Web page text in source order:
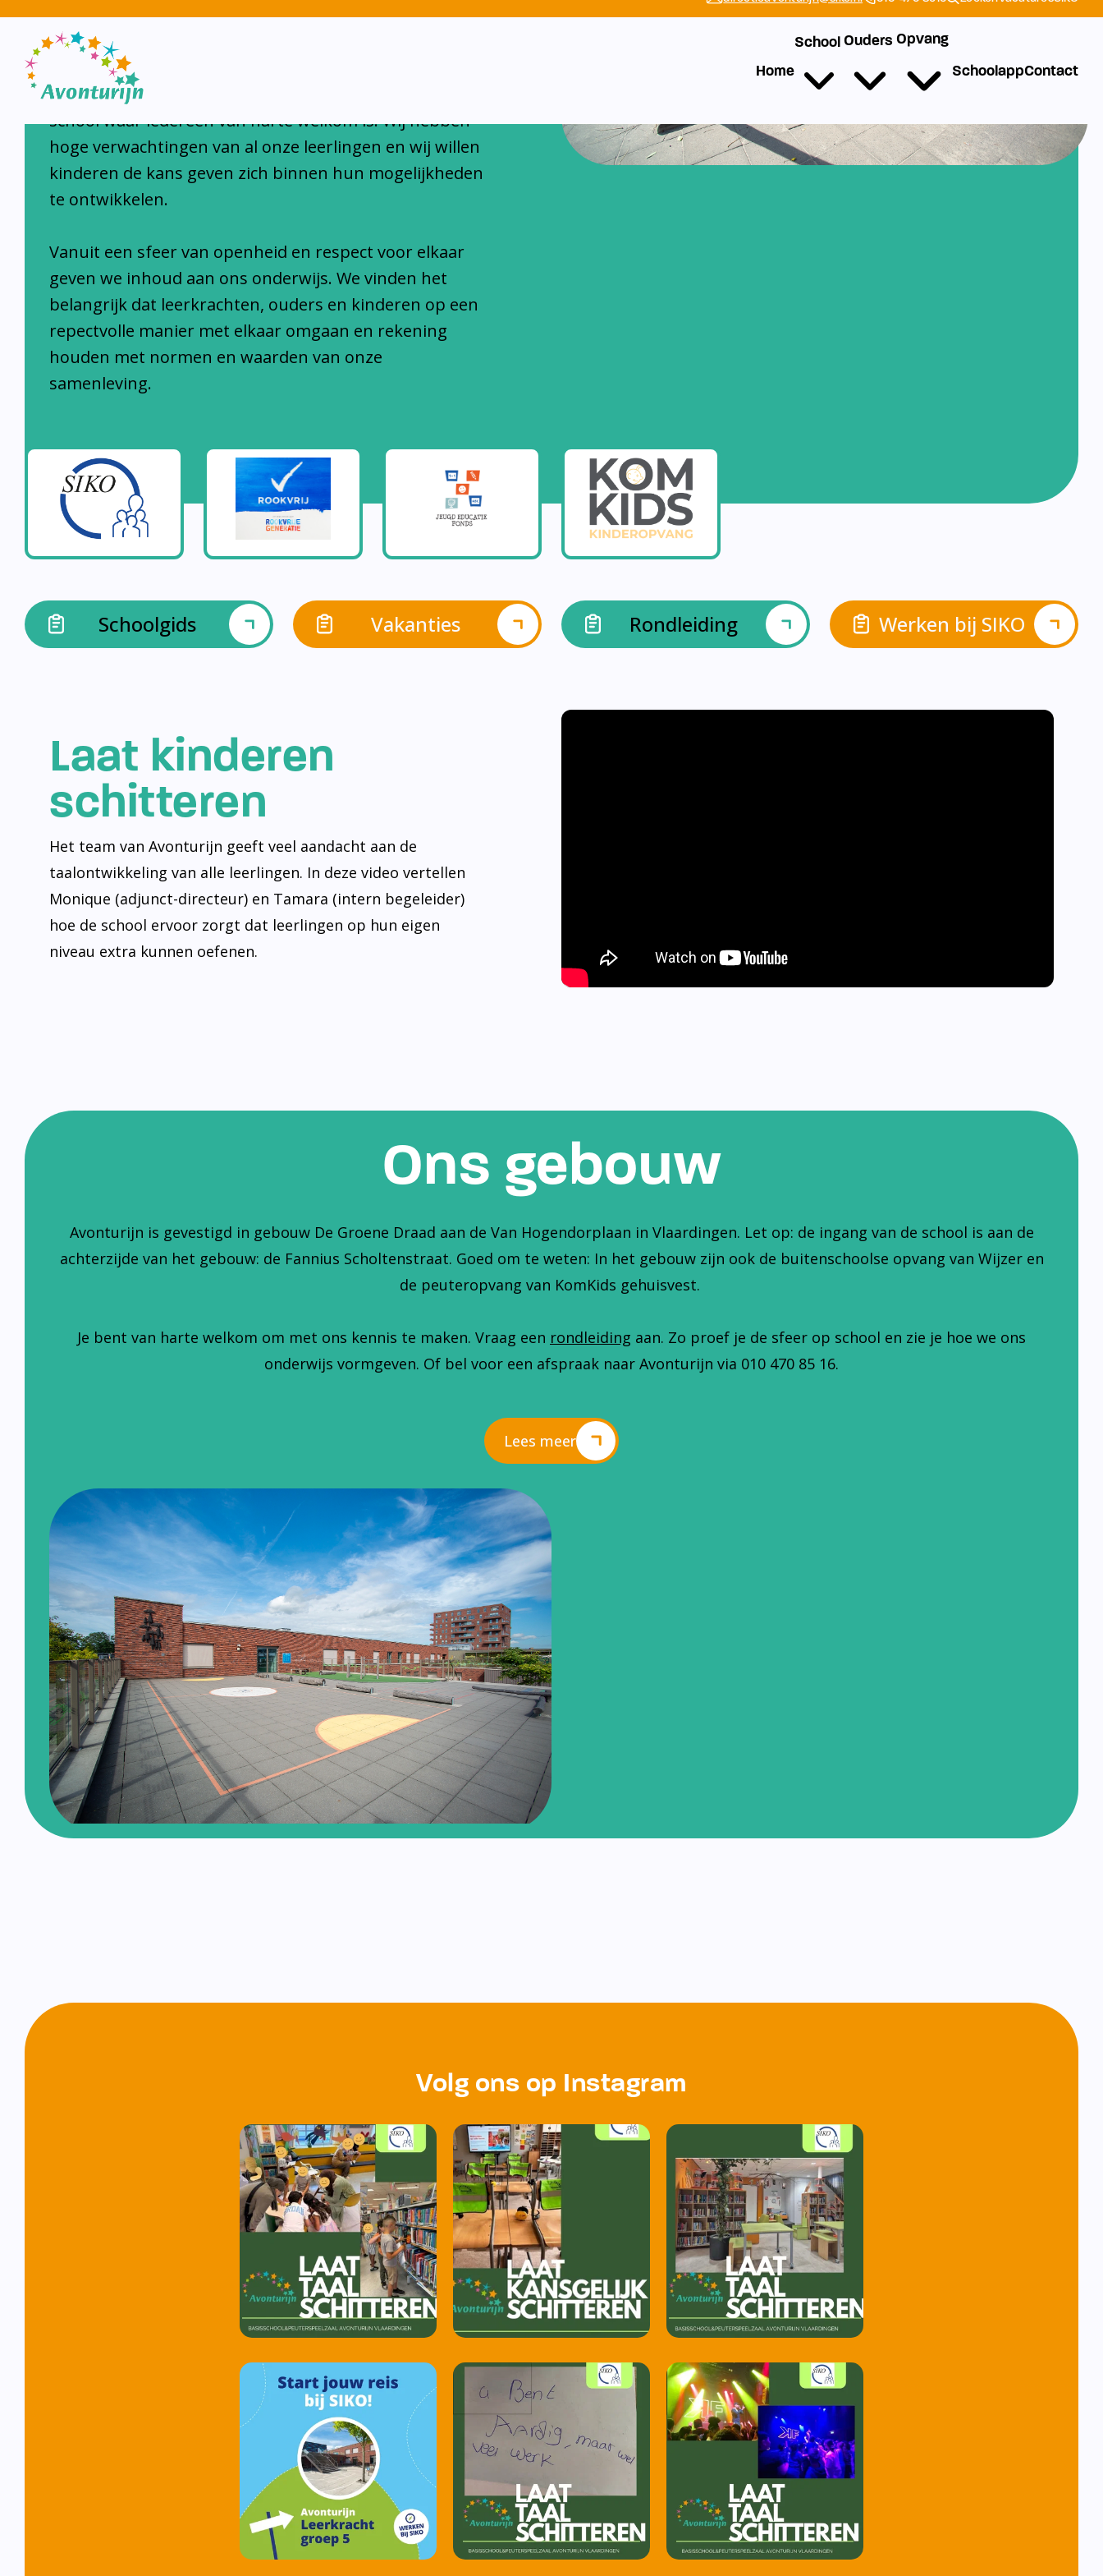
Avonturijn laat kinderen schitteren
Avonturijn is een moderne, open, interconfessionele
school waar iedereen van harte welkom is. Wij hebben
hoge verwachtingen van al onze leerlingen en wij willen
kinderen de kans geven zich binnen hun mogelijkheden
te ontwikkelen.
Vanuit een sfeer van openheid en respect voor elkaar
geven we inhoud aan ons onderwijs. We vinden het
belangrijk dat leerkrachten, ouders en kinderen op een
repectvolle manier met elkaar omgaan en rekening
houden met normen en waarden van onze
samenleving.
Schoolgids Vakanties Rondleiding Werken bij SIKO
Laat kinderen
schitteren
Het team van Avonturijn geeft veel aandacht aan de
taalontwikkeling van alle leerlingen. In deze video vertellen
Monique (adjunct-directeur) en Tamara (intern begeleider)
hoe de school ervoor zorgt dat leerlingen op hun eigen
niveau extra kunnen oefenen.
Ons gebouw
Avonturijn is gevestigd in gebouw De Groene Draad aan de Van Hogendorplaan in Vlaardingen. Let op: de ingang van de school is aan de
achterzijde van het gebouw: de Fannius Scholtenstraat. Goed om te weten: In het gebouw zijn ook de buitenschoolse opvang van Wijzer en
de peuteropvang van KomKids gehuisvest.
Je bent van harte welkom om met ons kennis te maken. Vraag een rondleiding aan. Zo proef je de sfeer op school en zie je hoe we ons
onderwijs vormgeven. Of bel voor een afspraak naar Avonturijn via 010 470 85 16.
Lees meer
Volg ons op Instagram